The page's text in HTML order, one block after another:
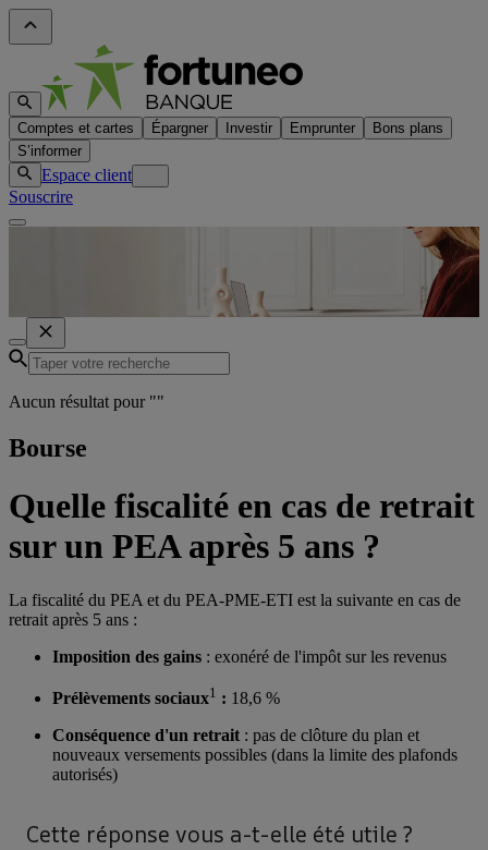
Comptes et cartes Épargner Investir Emprunter
Bons plans
S’informer
Espace client
Souscrire
Aucun résultat pour ""
Bourse
Quelle fiscalité en cas de retrait
sur un PEA après 5 ans ?
La fiscalité du PEA et du PEA-PME-ETI est la suivante en cas de
retrait après 5 ans :
Imposition des gains : exonéré de l'impôt sur les revenus
Prélèvements sociaux1 : 18,6 %
Conséquence d'un retrait : pas de clôture du plan et
nouveaux versements possibles (dans la limite des plafonds
autorisés)
Cette réponse vous a-t-elle été utile ?